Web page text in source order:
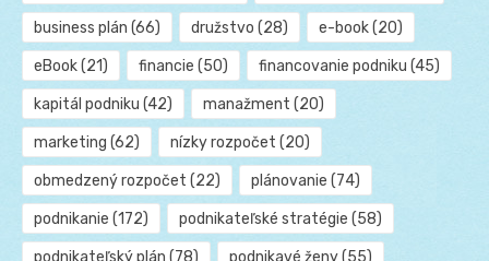
business plán (66) družstvo (28) e-book(20)
eBook(21) financie (50) financovanie podniku (45)
kapitál podniku (42) manažment (20)
marketing (62) nízky rozpočet (20)
obmedzený rozpočet (22) plánovanie (74)
podnikanie (172) podnikateľské stratégie (58)
podnikateľský plán (78) podnikavé ženy(55)